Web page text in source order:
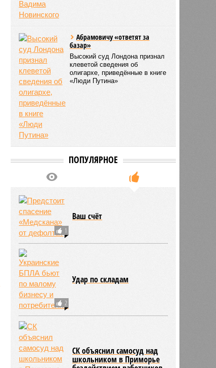
Абрамовичу «ответят за
базар»
Высокий суд Лондона признал
клеветой сведения об
олигархе, приведённые в книге
«Люди Путина»
ПОПУЛЯРНОЕ
1
Ваш счёт
2
Удар по складам
СК объяснил самосуд над
школьником в Приморье